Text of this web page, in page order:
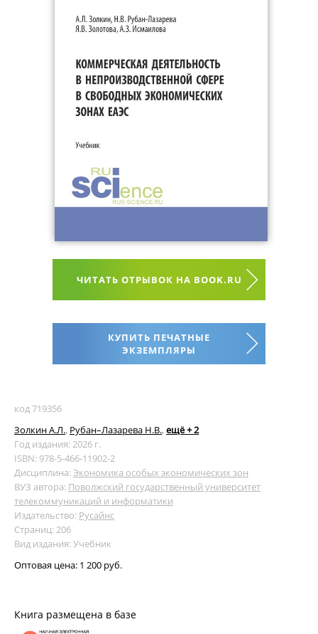
ЧИТАТЬ ОТРЫВОК НА BOOK.RU
КУПИТЬ ПЕЧАТНЫЕ
ЭКЗЕМПЛЯРЫ
код 719356
Золкин А.Л., Рубан–Лазарева Н.В., ещё + 2
Год издания: 2026 г.
ISBN: 978-5-466-11902-2
Дисциплина:Экономика особых экономических зон
ВУЗ автора: Поволжский государственный университет
телекоммуникаций и информатики
Издательство: Русайнс
Страниц: 206
Вид издания: Учебник
Оптовая цена: 1 200 руб.
Книга размещена в базе